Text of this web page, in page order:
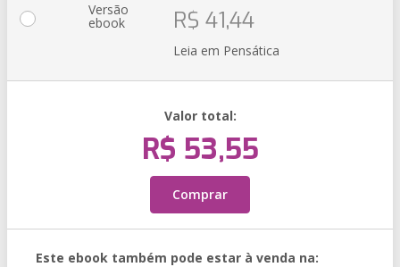
Versão
ebook R$ 41,44
Leia em Pensática
Valor total:
R$ 53,55
Comprar
Este ebook também pode estar à venda na: